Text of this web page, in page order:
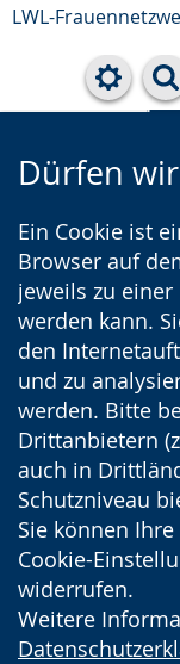
LWL-
Dürfen
Ein Cookie ist
Browser auf
jeweils zu
werden kann.
den
und zu
werden. Bitte
Drittanbietern
auch in
Schutzniveau
Sie können
Cookie-
widerrufen.
Weitere